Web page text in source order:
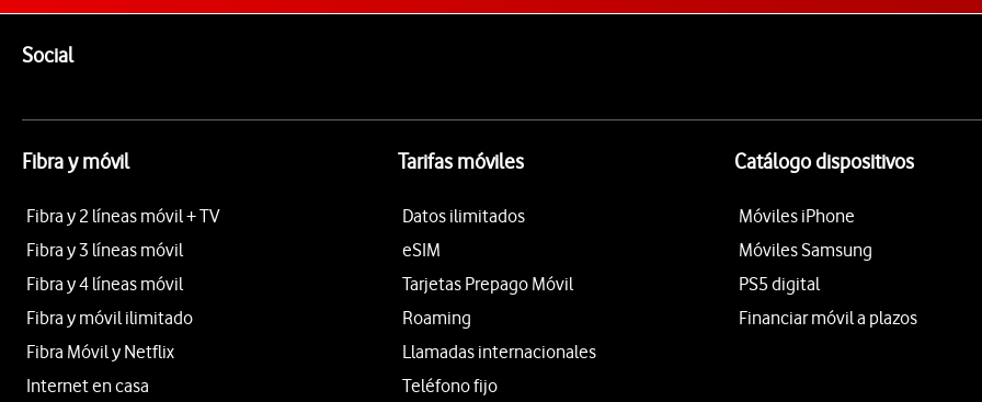
SocialEnlaces a las redes sociales de Vodafone
Fibra y móvil
Fibra y 2 líneas móvil + TV
Fibra y 3 líneas móvil
Fibra y 4 líneas móvil
Fibra y móvil ilimitado
Fibra Móvil y Netflix
Internet en casa
Tarifas móviles
Datos ilimitados
eSIM
Tarjetas Prepago Móvil
Roaming
Llamadas internacionales
Teléfono fijo
Catálogo dispositivos
Móviles iPhone
Móviles Samsung
PS5 digital
Financiar móvil a plazos